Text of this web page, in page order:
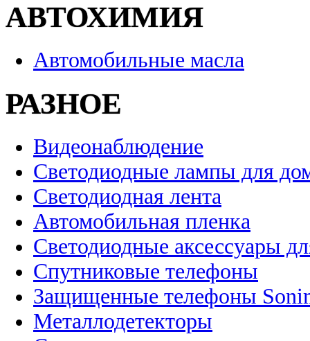
АВТОХИМИЯ
Автомобильные масла
РАЗНОЕ
Видеонаблюдение
Светодиодные лампы для
Светодиодная лента
Автомобильная пленка
Светодиодные аксессуары
Спутниковые телефоны
Защищенные телефоны
Металлодетекторы